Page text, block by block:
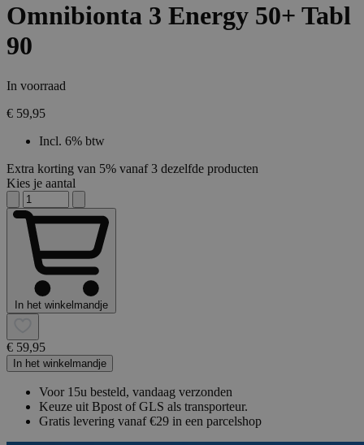
Omnibionta 3 Energy 50+ Tabl
90
In voorraad
€ 59,95
Incl. 6% btw
Extra korting van 5% vanaf 3 dezelfde producten
Kies je aantal
In het winkelmandje
€ 59,95
In het winkelmandje
Voor 15u besteld, vandaag verzonden
Keuze uit Bpost of GLS als transporteur.
Gratis levering vanaf €29 in een parcelshop